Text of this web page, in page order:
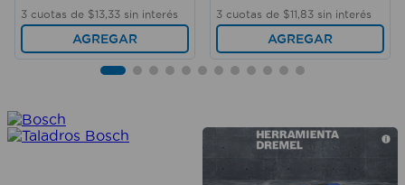
3 cuotas de $13 33 sin interés
AGREGAR
3 cuotas de $11 83 sin interés
AGREGAR